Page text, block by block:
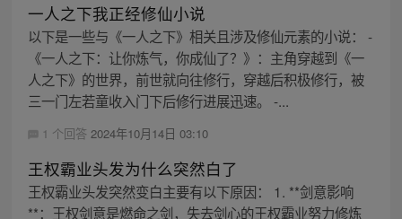
一人之下我正经修仙小说
以下是一些与《一人之下》相关且涉及修仙元素的小说： -
《一人之下：让你炼气，你成仙了？》：主角穿越到《一
人之下》的世界，前世就向往修行，穿越后积极修行，被
三一门左若童收入门下后修行进展迅速。 -...
1 个回答 2024年10月14日 03:10
王权霸业头发为什么突然白了
王权霸业头发突然变白主要有以下原因： 1. **剑意影响
**：王权剑意是燃命之剑，失去剑心的王权霸业努力修炼